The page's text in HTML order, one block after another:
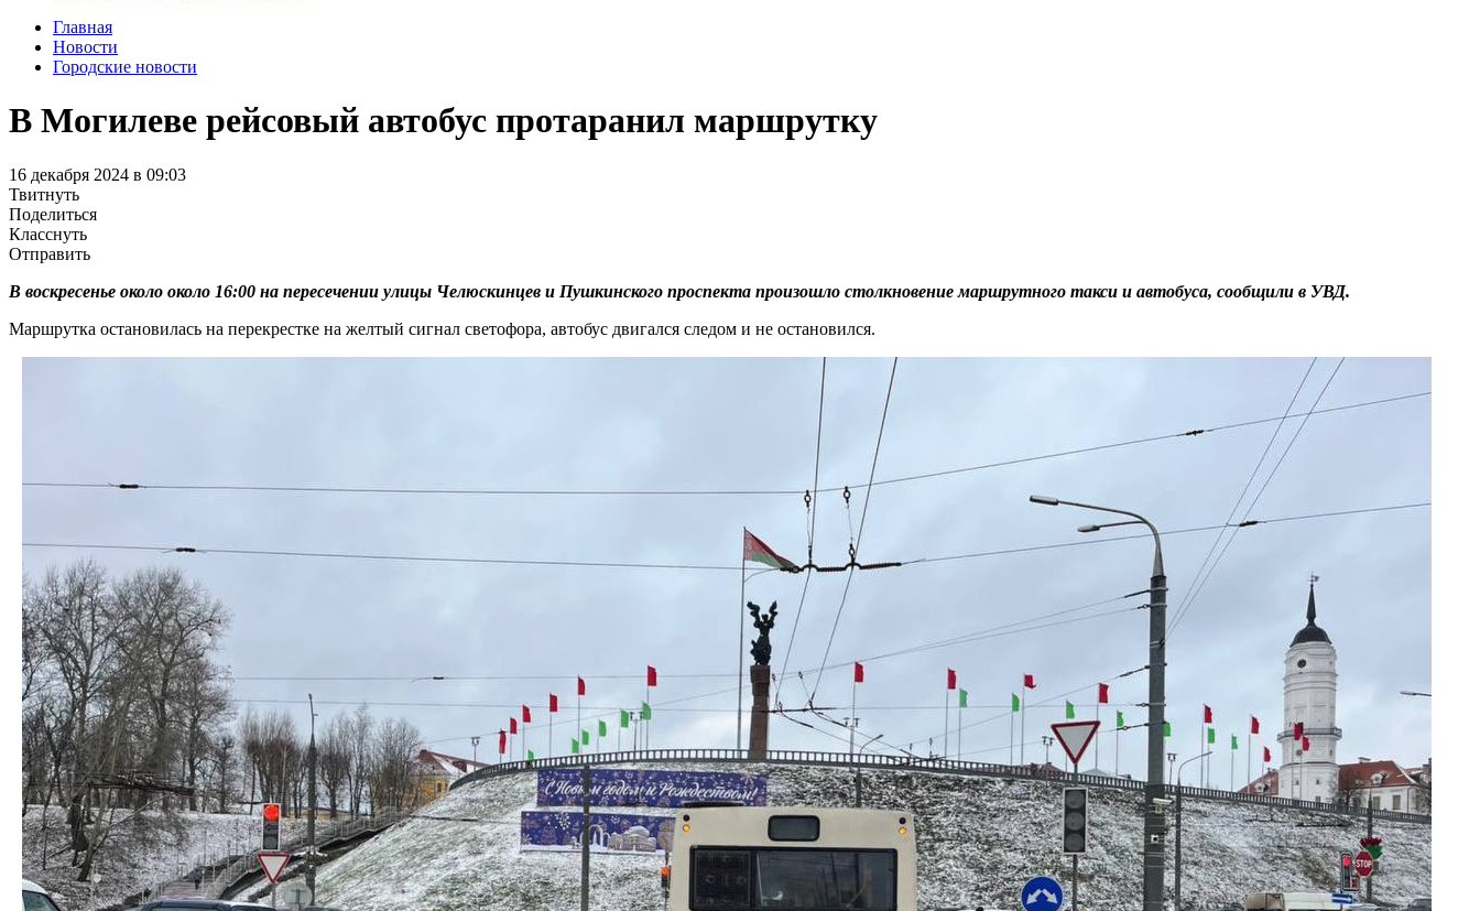
Главная
Новости
Городские новости
В Могилеве рейсовый автобус протаранил маршрутку
16 декабря 2024 в 09:03
Твитнуть
Поделиться
Класснуть
Отправить
В воскресенье около около 16:00 на пересечении улицы Челюскинцев и Пушкинского проспекта произошло столкновение маршрутного такси и автобуса, сообщили в УВД.
Маршрутка остановилась на перекрестке на желтый сигнал светофора, автобус двигался следом и не остановился.